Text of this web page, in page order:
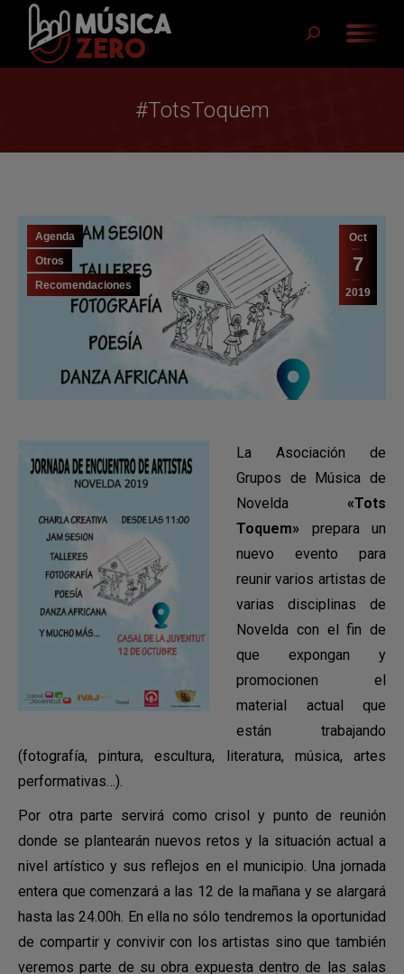
Buscar:
#TotsToquem
Oct
7
2019
Agenda
Otros
Recomendaciones
La Asociación de
Grupos de Música de
Novelda «Tots
Toquem» prepara un
nuevo evento para
reunir varios artistas de
varias disciplinas de
Novelda con el fin de
que expongan y
promocionen el
material actual que
están trabajando
(fotografía, pintura, escultura, literatura, música, artes
performativas…).
Por otra parte servirá como crisol y punto de reunión
donde se plantearán nuevos retos y la situación actual a
nivel artístico y sus reflejos en el municipio. Una jornada
entera que comenzará a las 12 de la mañana y se alargará
hasta las 24.00h. En ella no sólo tendremos la oportunidad
de compartir y convivir con los artistas sino que también
veremos parte de su obra expuesta dentro de las salas